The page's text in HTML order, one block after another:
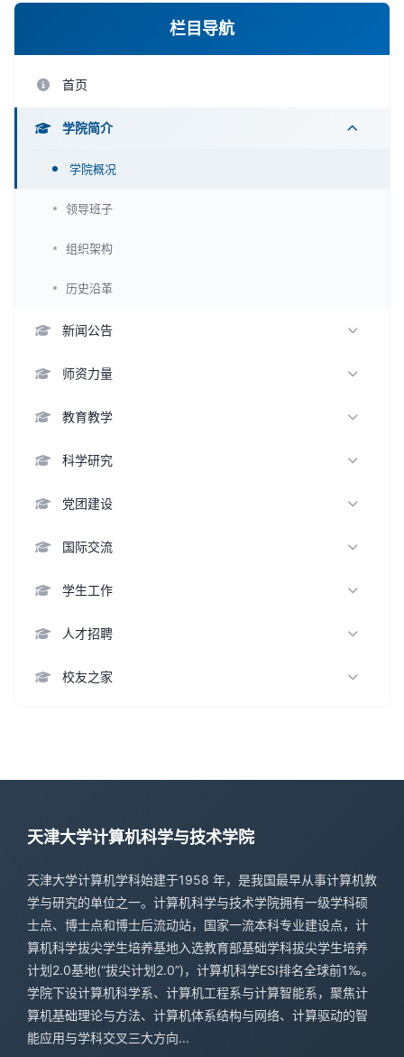
栏目导航
首页
学院简介
学院概况
领导班子
组织架构
历史沿革
新闻公告
新闻动态
通知公告
师资力量
教师名录
杰出人才
教育教学
本科生教育
研究生教育
科学研究
科研方向
科研机构
党团建设
支部活动
集体风采
国际交流
联合培养
科研合作
学生工作
学生活动
学生风采
人才招聘
教师
校友之家
天津大学计算机科学与技术学院
天津大学计算机学科始建于1958 年，是我国最早从事计算机教
学与研究的单位之一。计算机科学与技术学院拥有一级学科硕
士点、博士点和博士后流动站，国家一流本科专业建设点，计
算机科学拔尖学生培养基地入选教育部基础学科拔尖学生培养
计划2.0基地(“拔尖计划2.0”)，计算机科学ESI排名全球前1‰。
学院下设计算机科学系、计算机工程系与计算智能系，聚焦计
算机基础理论与方法、计算机体系结构与网络、计算驱动的智
能应用与学科交叉三大方向...